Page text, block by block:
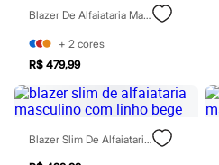
Calçados
Botas
Chinelos
Rasteirinhas
Sandálias
Sapatilhas
Tênis
Marcas
City
Blazer De Alfaiataria Masculino Azul
+ 2 cores
R$ 479,99
Blazer Slim De Alfaiataria Masculino Com Linho Bege